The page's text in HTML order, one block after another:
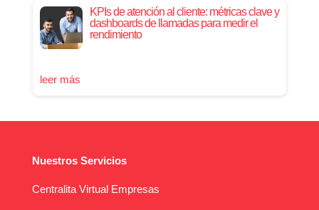
KPIs de atención al cliente: métricas clave y
dashboards de llamadas para medir el
rendimiento
leer más
Nuestros Servicios
Centralita Virtual Empresas